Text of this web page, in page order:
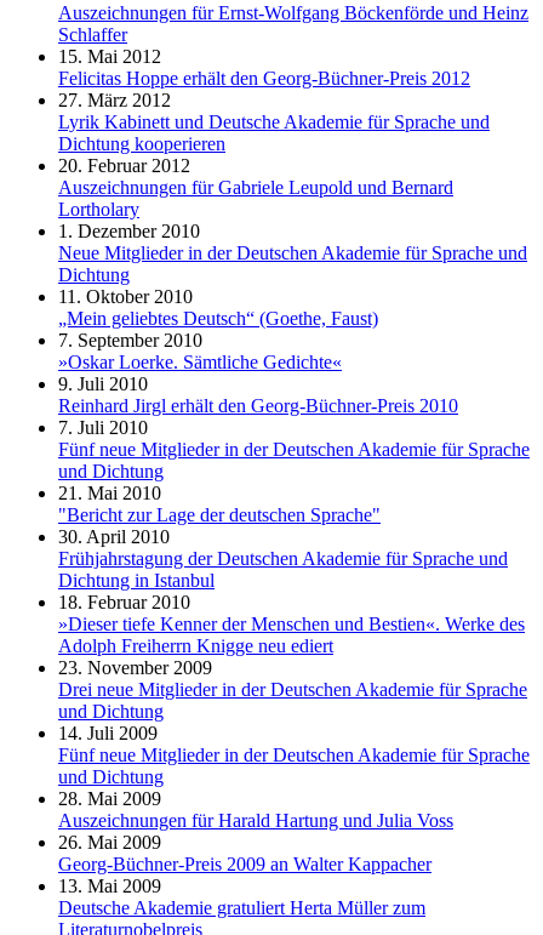
Auszeichnungen für Ernst-Wolfgang Böckenförde und Heinz
Schlaffer
15. Mai 2012
Felicitas Hoppe erhält den Georg-Büchner-Preis 2012
27. März 2012
Lyrik Kabinett und Deutsche Akademie für Sprache und
Dichtung kooperieren
20. Februar 2012
Auszeichnungen für Gabriele Leupold und Bernard
Lortholary
1. Dezember 2010
Neue Mitglieder in der Deutschen Akademie für Sprache und
Dichtung
11. Oktober 2010
„Mein geliebtes Deutsch“ (Goethe, Faust)
7. September 2010
»Oskar Loerke. Sämtliche Gedichte«
9. Juli 2010
Reinhard Jirgl erhält den Georg-Büchner-Preis 2010
7. Juli 2010
Fünf neue Mitglieder in der Deutschen Akademie für Sprache
und Dichtung
21. Mai 2010
"Bericht zur Lage der deutschen Sprache"
30. April 2010
Frühjahrstagung der Deutschen Akademie für Sprache und
Dichtung in Istanbul
18. Februar 2010
»Dieser tiefe Kenner der Menschen und Bestien«. Werke des
Adolph Freiherrn Knigge neu ediert
23. November 2009
Drei neue Mitglieder in der Deutschen Akademie für Sprache
und Dichtung
14. Juli 2009
Fünf neue Mitglieder in der Deutschen Akademie für Sprache
und Dichtung
28. Mai 2009
Auszeichnungen für Harald Hartung und Julia Voss
26. Mai 2009
Georg-Büchner-Preis 2009 an Walter Kappacher
13. Mai 2009
Deutsche Akademie gratuliert Herta Müller zum
Literaturnobelpreis